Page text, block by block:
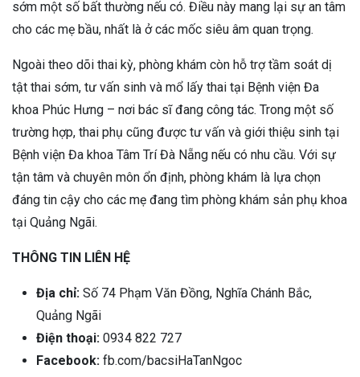
sớm một số bất thường nếu có. Điều này mang lại sự an tâm
cho các mẹ bầu, nhất là ở các mốc siêu âm quan trọng.
Ngoài theo dõi thai kỳ, phòng khám còn hỗ trợ tầm soát dị
tật thai sớm, tư vấn sinh và mổ lấy thai tại Bệnh viện Đa
khoa Phúc Hưng – nơi bác sĩ đang công tác. Trong một số
trường hợp, thai phụ cũng được tư vấn và giới thiệu sinh tại
Bệnh viện Đa khoa Tâm Trí Đà Nẵng nếu có nhu cầu. Với sự
tận tâm và chuyên môn ổn định, phòng khám là lựa chọn
đáng tin cậy cho các mẹ đang tìm phòng khám sản phụ khoa
tại Quảng Ngãi.
THÔNG TIN LIÊN HỆ
Địa chỉ: Số 74 Phạm Văn Đồng, Nghĩa Chánh Bắc,
Quảng Ngãi
Điện thoại: 0934 822 727
Facebook: fb.com/bacsiHaTanNgoc